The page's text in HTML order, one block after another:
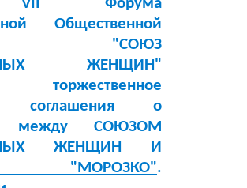
VII Форума
Общественной
"СОЮЗ
ЖЕНЩИН"
торжественное
соглашения о
между СОЮЗОМ
ЖЕНЩИН И
"МОРОЗКО".